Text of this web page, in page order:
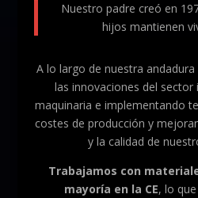
Nuestro padre creó en
hijos mantienen
A lo largo de nuestra
las innovaciones del sector
maquinaria e implementando
costes de producción y
y la calidad de
Trabajamos con
mayoría en la CE, lo